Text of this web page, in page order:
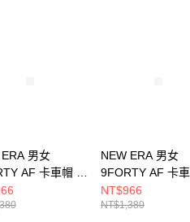
男女
AF 卡車帽 日
NE
NEW ERA 男女
9FORTY AF 卡
版SEQUINS NE
NE14201439
NT$966
NT$1,380